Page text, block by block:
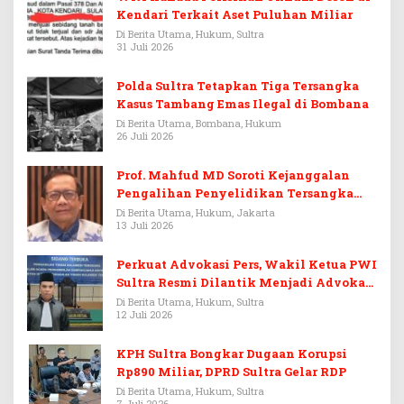
Kendari Terkait Aset Puluhan Miliar
Di Berita Utama, Hukum, Sultra
31 Juli 2026
Polda Sultra Tetapkan Tiga Tersangka
Kasus Tambang Emas Ilegal di Bombana
Di Berita Utama, Bombana, Hukum
26 Juli 2026
Prof. Mahfud MD Soroti Kejanggalan
Pengalihan Penyelidikan Tersangka
Febrie Adriansyah
Di Berita Utama, Hukum, Jakarta
13 Juli 2026
Perkuat Advokasi Pers, Wakil Ketua PWI
Sultra Resmi Dilantik Menjadi Advokat
PERADI
Di Berita Utama, Hukum, Sultra
12 Juli 2026
KPH Sultra Bongkar Dugaan Korupsi
Rp890 Miliar, DPRD Sultra Gelar RDP
Di Berita Utama, Hukum, Sultra